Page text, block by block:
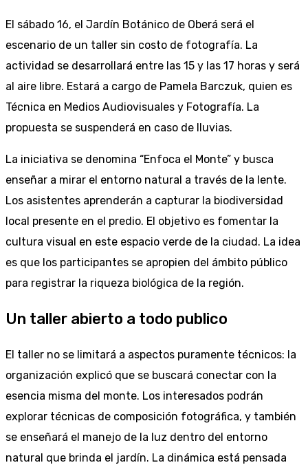
El sábado 16, el Jardín Botánico de Oberá será el
escenario de un taller sin costo de fotografía. La
actividad se desarrollará entre las 15 y las 17 horas y será
al aire libre. Estará a cargo de Pamela Barczuk, quien es
Técnica en Medios Audiovisuales y Fotografía. La
propuesta se suspenderá en caso de lluvias.
La iniciativa se denomina “Enfoca el Monte” y busca
enseñar a mirar el entorno natural a través de la lente.
Los asistentes aprenderán a capturar la biodiversidad
local presente en el predio. El objetivo es fomentar la
cultura visual en este espacio verde de la ciudad. La idea
es que los participantes se apropien del ámbito público
para registrar la riqueza biológica de la región.
Un taller abierto a todo publico
El taller no se limitará a aspectos puramente técnicos: la
organización explicó que se buscará conectar con la
esencia misma del monte. Los interesados podrán
explorar técnicas de composición fotográfica, y también
se enseñará el manejo de la luz dentro del entorno
natural que brinda el jardín. La dinámica está pensada